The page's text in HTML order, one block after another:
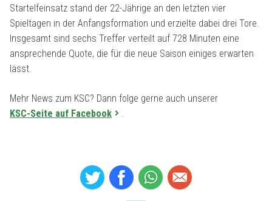
Startelfeinsatz stand der 22-Jährige an den letzten vier
Spieltagen in der Anfangsformation und erzielte dabei drei Tore.
Insgesamt sind sechs Treffer verteilt auf 728 Minuten eine
ansprechende Quote, die für die neue Saison einiges erwarten
lässt.
Mehr News zum KSC? Dann folge gerne auch unserer
KSC-Seite auf Facebook
.